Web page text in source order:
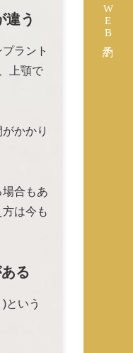
WEB予約
違う
ラント
上顎で
かかり
合もあ
は今も
る
という